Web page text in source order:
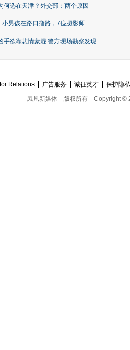
何选在天津？外交部：两个原因
男孩在路口指路，7位摄影师...
手欲靠悲情蒙混 警方现场勘察发现...
Relations 广告服务 诚征英才
保护隐
凤凰新媒体
版权所有 Copyright ©